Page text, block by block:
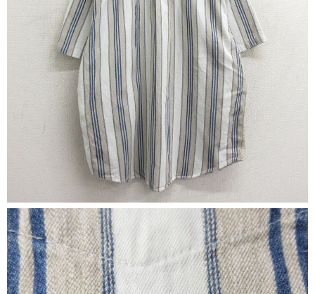
週刊ラッシュアウト新聞
古着コラム
メディア・イベント情報
Youtube 古着屋Rush Out チャンネル
スタッフコーディネート
ご利用案内
お客様の声
レビュー1万件突破
お気に入りリスト
会員登録